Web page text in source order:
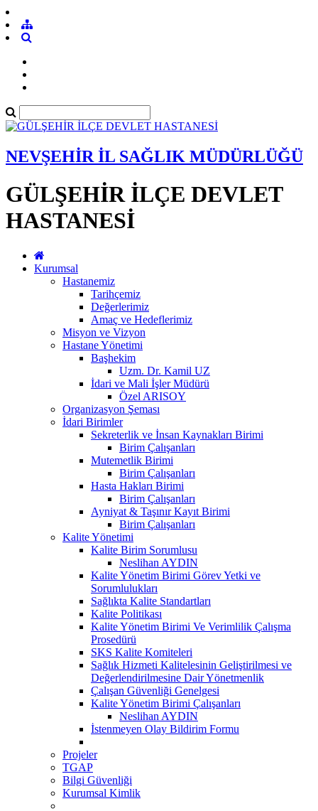
NEVŞEHİR İL SAĞLIK MÜDÜRLÜĞÜ
GÜLŞEHİR İLÇE DEVLET
HASTANESİ
Kurumsal
Hastanemiz
Tarihçemiz
Değerlerimiz
Amaç ve Hedeflerimiz
Misyon ve Vizyon
Hastane Yönetimi
Başhekim
Uzm. Dr. Kamil UZ
İdari ve Mali İşler Müdürü
Özel ARISOY
Organizasyon Şeması
İdari Birimler
Sekreterlik ve İnsan Kaynakları Birimi
Birim Çalışanları
Mutemetlik Birimi
Birim Çalışanları
Hasta Hakları Birimi
Birim Çalışanları
Ayniyat & Taşınır Kayıt Birimi
Birim Çalışanları
Kalite Yönetimi
Kalite Birim Sorumlusu
Neslihan AYDIN
Kalite Yönetim Birimi Görev Yetki ve
Sorumlulukları
Sağlıkta Kalite Standartları
Kalite Politikası
Kalite Yönetim Birimi Ve Verimlilik Çalışma
Prosedürü
SKS Kalite Komiteleri
Sağlık Hizmeti Kalitelesinin Geliştirilmesi ve
Değerlendirilmesine Dair Yönetmenlik
Çalışan Güvenliği Genelgesi
Kalite Yönetim Birimi Çalışanları
Neslihan AYDIN
İstenmeyen Olay Bildirim Formu
Projeler
TGAP
Bilgi Güvenliği
Kurumsal Kimlik